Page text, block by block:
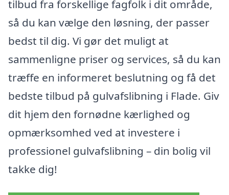
tilbud fra forskellige fagfolk i dit område,
så du kan vælge den løsning, der passer
bedst til dig. Vi gør det muligt at
sammenligne priser og services, så du kan
træffe en informeret beslutning og få det
bedste tilbud på gulvafslibning i Flade. Giv
dit hjem den fornødne kærlighed og
opmærksomhed ved at investere i
professionel gulvafslibning – din bolig vil
takke dig!